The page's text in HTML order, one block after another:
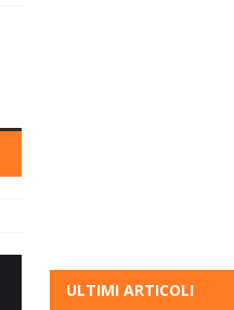
ULTIMI ARTICOLI